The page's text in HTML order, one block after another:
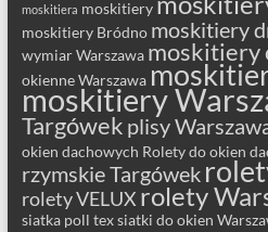
moskitiera moskitiery
moskitiery Bródno moskitiery
wymiar Warszawa moskitiery
okienne Warszawa
moskitiery
Targówek plisy
okien dachowych Rolety do okien
rzymskie Targówek
rolety VELUX rolety
siatka poll texsiatki do okien